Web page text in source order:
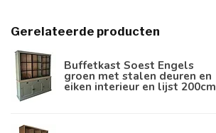
Gerelateerde producten
Buffetkast Soest Engels
groen met stalen deuren en
eiken interieur en lijst 200cm